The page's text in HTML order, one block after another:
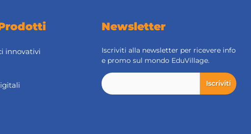
innovativi
Newsletter
Iscriviti alla newsletter per ricevere info
e promo sul mondo EduVillage.